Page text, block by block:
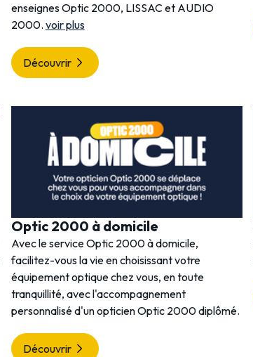
enseignes Optic 2000, LISSAC et AUDIO
2000. voir plus
Découvrir
Optic 2000 à domicile
Avec le service Optic 2000 à domicile,
facilitez-vous la vie en choisissant votre
équipement optique chez vous, en toute
tranquillité, avec l'accompagnement
personnalisé d'un opticien Optic 2000 diplômé.
Découvrir